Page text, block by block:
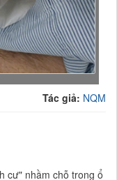
Tác giả: NQM
cư" nhầm chỗ trong ổ